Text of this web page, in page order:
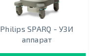
Philips SPARQ - УЗИ
аппарат